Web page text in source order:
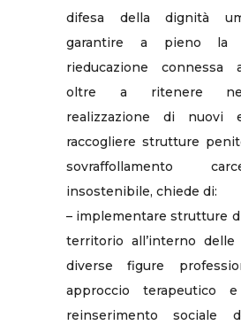
difesa della dignità
garantire a pieno la
rieducazione connessa
oltre a ritenere
realizzazione di nuovi
raccogliere strutture
sovraffollamento
insostenibile, chiede di:
– implementare strutture
territorio all’interno delle
diverse figure
approccio terapeutico
reinserimento sociale